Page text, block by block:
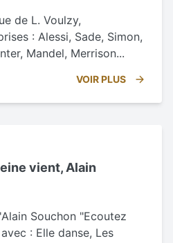
de L. Voulzy,
: Alessi, Sade, Simon,
Mandel, Merrison...
VOIR PLUS
vient, Alain
Souchon "Ecoutez
: Elle danse, Les